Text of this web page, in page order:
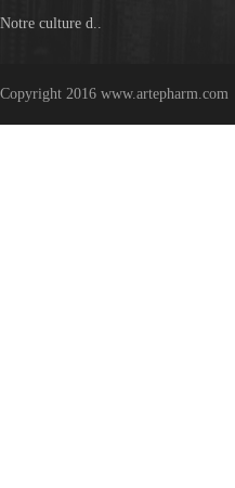
Notre culture d..
Copyright 2016 www.artepharm.com